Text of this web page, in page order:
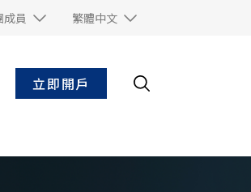
成員 繁體中文
立即開戶